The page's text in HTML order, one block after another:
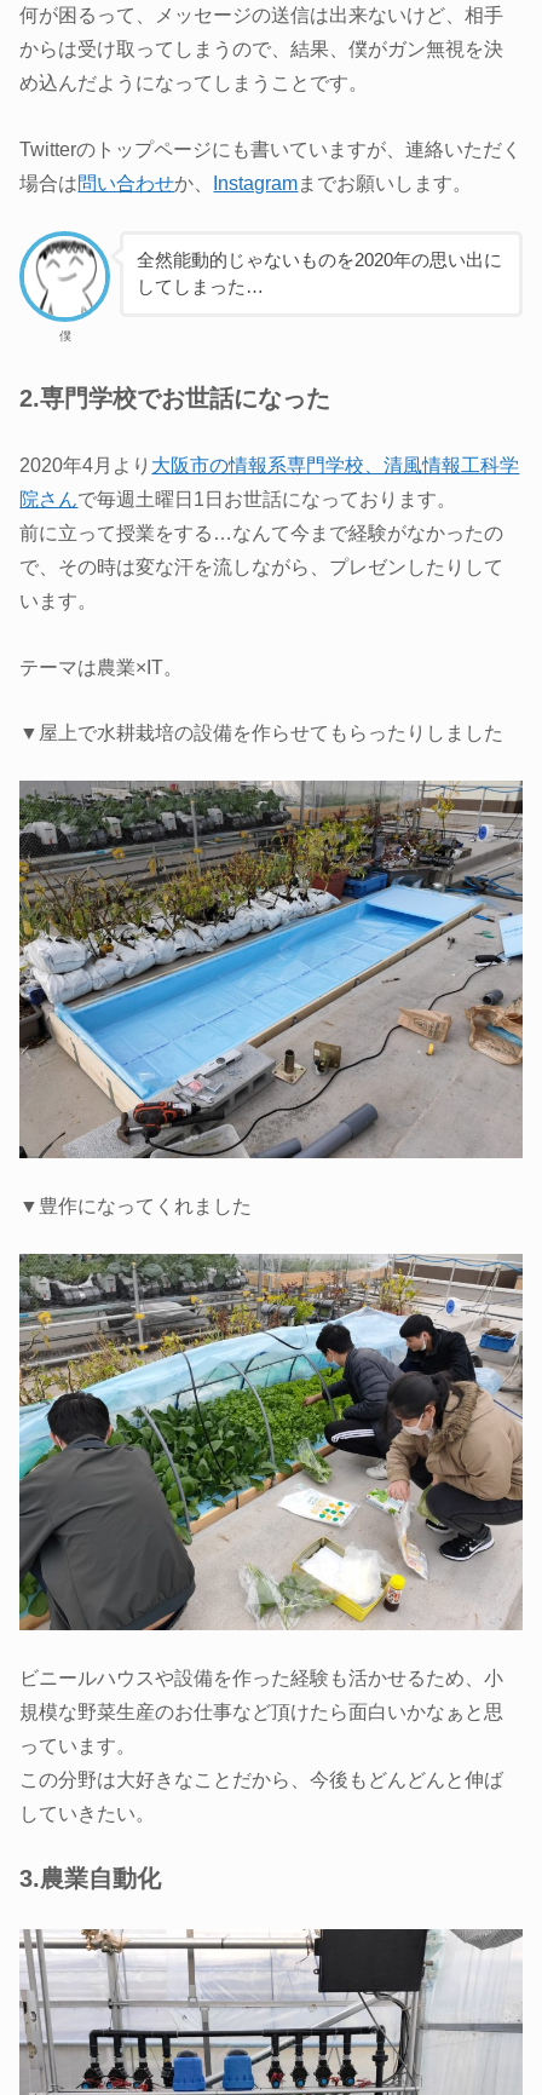
何が困るって、メッセージの送信は出来ないけど、相手
からは受け取ってしまうので、結果、僕がガン無視を決
め込んだようになってしまうことです。
Twitterのトップページにも書いていますが、連絡いただく
場合は問い合わせか、 Instagramまでお願いします。
僕
全然能動的じゃないものを2020年の思い出に
してしまった…
2.専門学校でお世話になった
2020年4月より 大阪市の情報系専門学校、清風情報工科学
院さんで毎週土曜日1日お世話になっております。
前に立って授業をする…なんて今まで経験がなかったの
で、その時は変な汗を流しながら、プレゼンしたりして
います。
テーマは農業×IT。
▼屋上で水耕栽培の設備を作らせてもらったりしました
▼豊作になってくれました
ビニールハウスや設備を作った経験も活かせるため、小
規模な野菜生産のお仕事など頂けたら面白いかなぁと思
っています。
この分野は大好きなことだから、今後もどんどんと伸ば
していきたい。
3.農業自動化